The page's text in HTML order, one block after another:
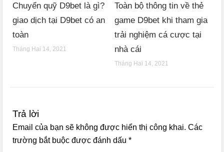
Chuyển quỹ D9bet là gì?
giao dịch tại D9bet có an
toàn
Tháng Hai 14, 2021
Toàn bộ thông tin về thẻ
game D9bet khi tham gia
trải nghiệm cá cược tại
nhà cái
Tháng Hai 14, 2021
Trả lời
Email của bạn sẽ không được hiển thị công khai. Các
trường bắt buộc được đánh dấu*